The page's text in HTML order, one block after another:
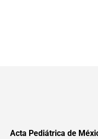
Acta Pediátrica de